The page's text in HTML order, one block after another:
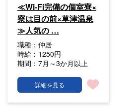
≪Wi-Fi完備の個室寮×
寮は目の前×草津温泉
≫人気の …
職種： 仲居
時給： 1250円
期間： 7月～3か月以上
詳細を見る